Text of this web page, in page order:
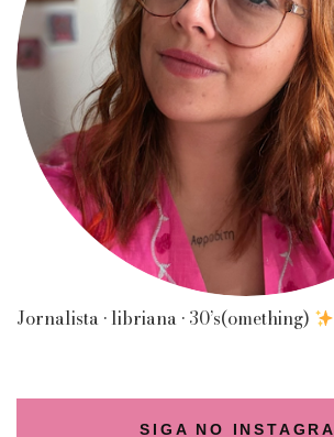
Jornalista • libriana • 30’s(omething)
SIGA NO